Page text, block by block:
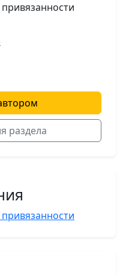
раздела